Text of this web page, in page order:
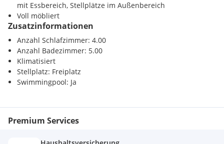
- zum Meer (Luftlinie): ca. 500 m / ca. 2 km mit dem Auto
- zum nächsten Ortszentrum: ca. 2 km mit dem Auto
- zum Stadtzentrum von Split: ca. 35 km
- zum Flughafen Split: ca. 50 km
Bitte kontaktieren Sie uns für weitere Informationen und
Besichtigungen.
mit Essbereich, Stellplätze im Außenbereich
Voll möbliert
Zusatzinformationen
Anzahl Schlafzimmer: 4.00
Anzahl Badezimmer: 5.00
Klimatisiert
Stellplatz: Freiplatz
Swimmingpool: Ja
Premium Services